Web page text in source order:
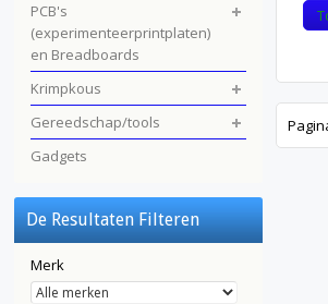
PCB's
(experimenteerprintplaten)
en Breadboards
Krimpkous
Gereedschap/tools
Gadgets
De Resultaten Filteren
Merk